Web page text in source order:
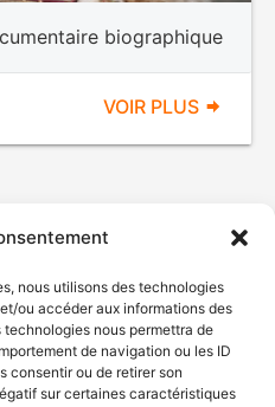
nous utilisons des technologies
ou accéder aux informations des
nous permettra de
de navigation ou les ID
consentir ou de retirer son
sur certaines caractéristiques
biographique
VOIR PLUS